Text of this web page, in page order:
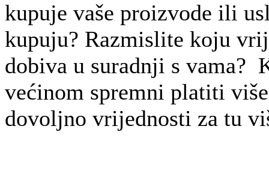
kupuje vaše proizvode ili
kupuju? Razmislite koju
dobiva u suradnji s vama?
većinom spremni platiti
dovoljno vrijednosti za tu